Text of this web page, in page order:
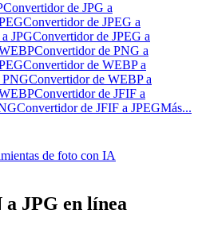
Convertidor de JPG a
Convertidor de JPEG a
JPGConvertidor de JPEG a
Convertidor de PNG a
Convertidor de WEBP a
PNGConvertidor de WEBP a
Convertidor de JFIF a
Convertidor de JFIF a JPEGMás...
de foto con IA
JPG en línea